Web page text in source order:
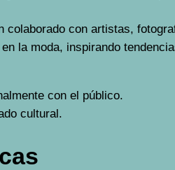
colaborado con artistas,
la moda, inspirando
con el público.
cultural.